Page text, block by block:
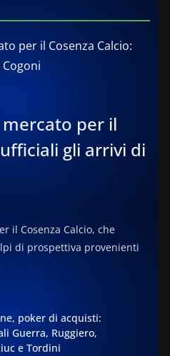
per il
gli arrivi di
il Cosenza Calcio, che
di prospettiva provenienti
poker di acquisti:
Guerra, Ruggiero,
e Tordini